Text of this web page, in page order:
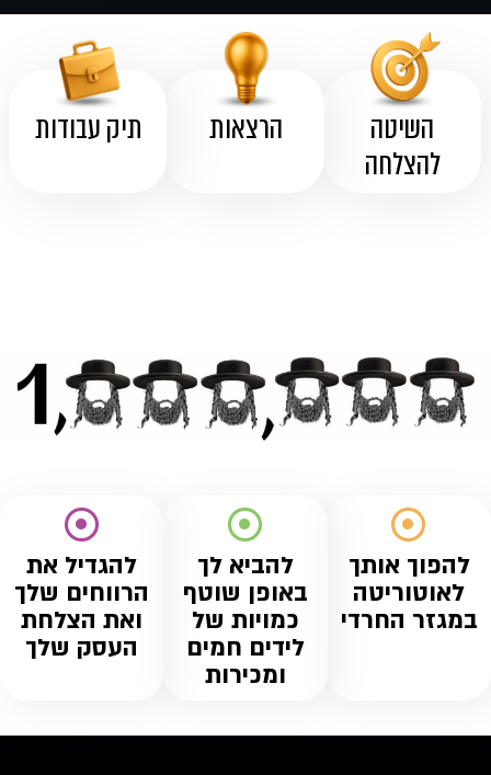
השיטה
להצלחה
הרצאות תיק עבודות
להפוך אותך
לאוטוריטה
במגזר החרדי
להביא לך
באופן שוטף
כמויות של
לידים חמים
ומכירות
להגדיל את
הרווחים שלך
ואת הצלחת
העסק שלך